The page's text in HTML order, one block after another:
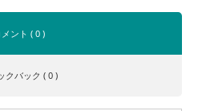
メント ( 0 )
クバック ( 0 )